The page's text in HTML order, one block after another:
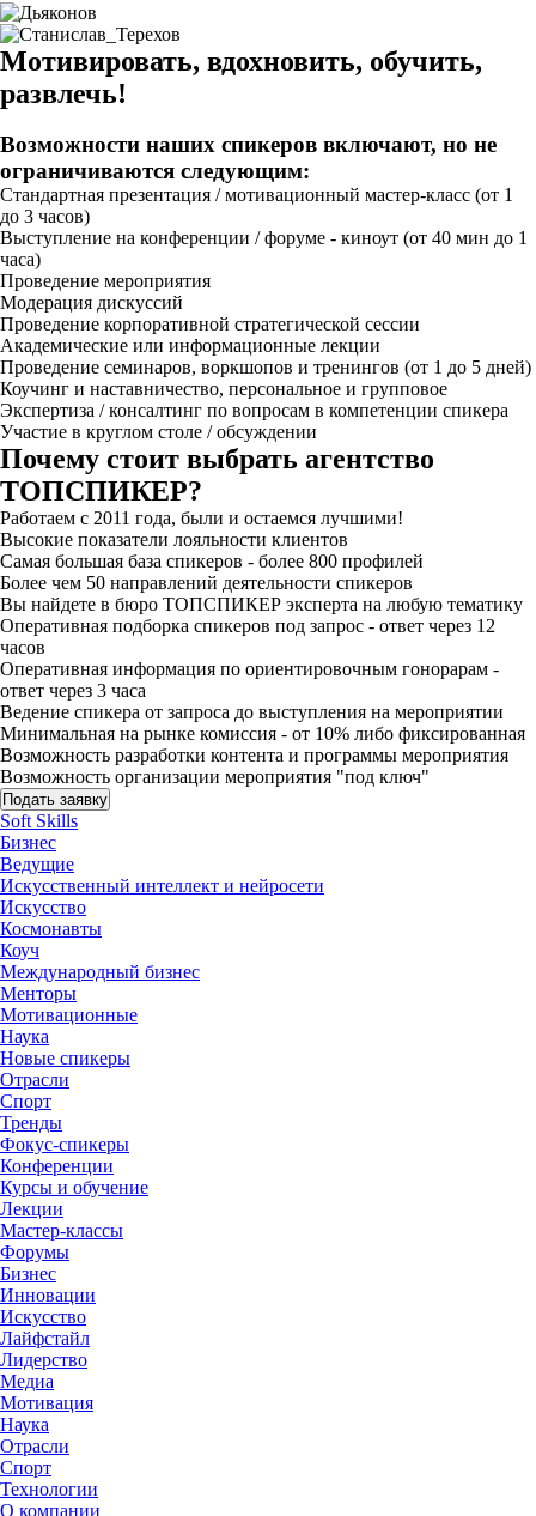
Мотивировать, вдохновить, обучить,
развлечь!
Возможности наших спикеров включают, но не
ограничиваются следующим:
Стандартная презентация / мотивационный мастер-класс (от 1
до 3 часов)
Выступление на конференции / форуме - киноут (от 40 мин до 1
часа)
Проведение мероприятия
Модерация дискуссий
Проведение корпоративной стратегической сессии
Академические или информационные лекции
Проведение семинаров, воркшопов и тренингов (от 1 до 5 дней)
Коучинг и наставничество, персональное и групповое
Экспертиза / консалтинг по вопросам в компетенции спикера
Участие в круглом столе / обсуждении
Почему стоит выбрать агентство
ТОПСПИКЕР?
Работаем с 2011 года, были и остаемся лучшими!
Высокие показатели лояльности клиентов
Самая большая база спикеров - более 800 профилей
Более чем 50 направлений деятельности спикеров
Вы найдете в бюро ТОПСПИКЕР эксперта на любую тематику
Оперативная подборка спикеров под запрос - ответ через 12
часов
Оперативная информация по ориентировочным гонорарам -
ответ через 3 часа
Ведение спикера от запроса до выступления на мероприятии
Минимальная на рынке комиссия - от 10% либо фиксированная
Возможность разработки контента и программы мероприятия
Возможность организации мероприятия "под ключ"
Подать заявку
Soft Skills
Бизнес
Ведущие
Искусственный интеллект и нейросети
Искусство
Космонавты
Коуч
Международный бизнес
Менторы
Мотивационные
Наука
Новые спикеры
Отрасли
Спорт
Тренды
Фокус-спикеры
Конференции
Курсы и обучение
Лекции
Мастер-классы
Форумы
Бизнес
Инновации
Искусство
Лайфстайл
Лидерство
Медиа
Мотивация
Наука
Отрасли
Спорт
Технологии
О компании